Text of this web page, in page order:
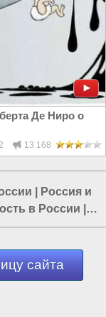
Де Ниро о
13 168
Россия и
в России
сайта